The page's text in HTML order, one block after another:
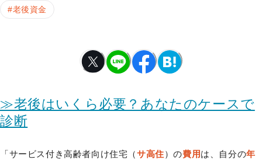
#老後資金
≫老後はいくら必要？あなたのケースで
診断
「サービス付き高齢者向け住宅（サ高住）の費用は、自分の年